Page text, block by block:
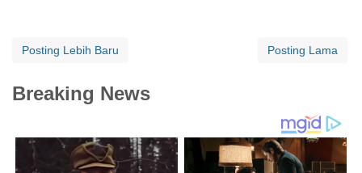
Posting Lebih Baru Posting Lama
Breaking News